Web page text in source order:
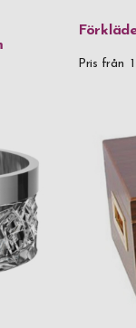
& aluminium
Pris från